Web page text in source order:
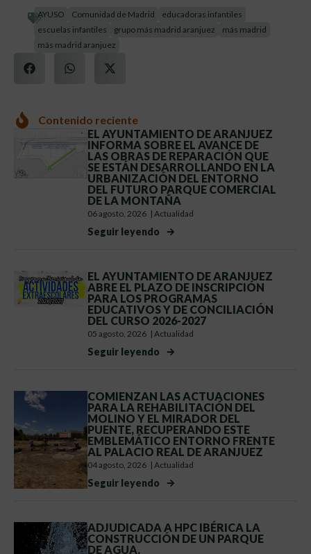
AYUSO Comunidad de Madrid
educadoras infantiles
escuelas infantiles
grupo más madrid aranjuez
más madrid
más madrid aranjuez
Contenido reciente
EL AYUNTAMIENTO DE ARANJUEZ
INFORMA SOBRE EL AVANCE DE
LAS OBRAS DE REPARACIÓN QUE
SE ESTÁN DESARROLLANDO EN LA
URBANIZACIÓN DEL ENTORNO
DEL FUTURO PARQUE COMERCIAL
DE LA MONTAÑA
06 agosto, 2026 | Actualidad
Seguir leyendo
EL AYUNTAMIENTO DE ARANJUEZ
ABRE EL PLAZO DE INSCRIPCIÓN
PARA LOS PROGRAMAS
EDUCATIVOS Y DE CONCILIACIÓN
DEL CURSO 2026-2027
05 agosto, 2026 | Actualidad
Seguir leyendo
COMIENZAN LAS ACTUACIONES
PARA LA REHABILITACIÓN DEL
MOLINO Y EL MIRADOR DEL
PUENTE, RECUPERANDO ESTE
EMBLEMÁTICO ENTORNO FRENTE
AL PALACIO REAL DE ARANJUEZ
04 agosto, 2026 | Actualidad
Seguir leyendo
ADJUDICADA A HPC IBÉRICA LA
CONSTRUCCIÓN DE UN PARQUE
DE AGUA.